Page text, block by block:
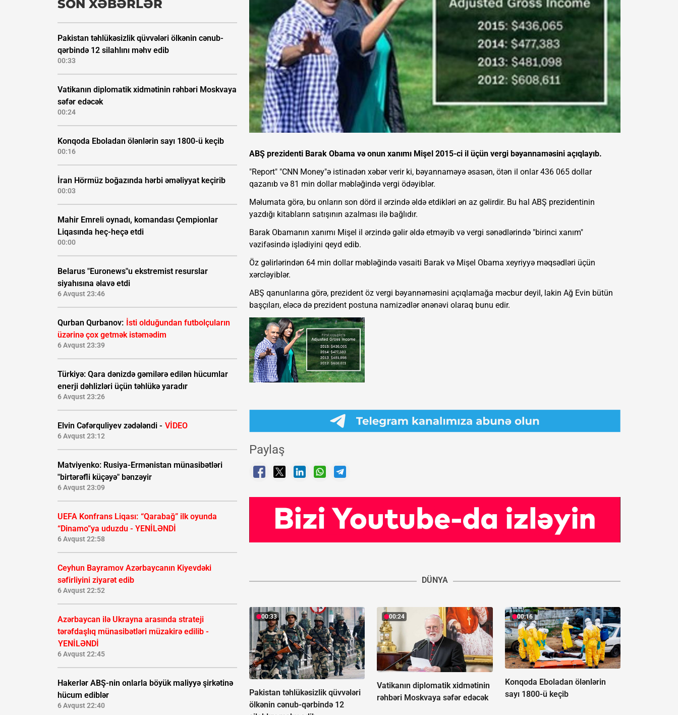
SON XƏBƏRLƏR
Pakistan təhlükəsizlik qüvvələri ölkənin cənub-
qərbində 12 silahlını məhv edib
00:33
Vatikanın diplomatik xidmətinin rəhbəri Moskvaya
səfər edəcək
00:24
Konqoda Eboladan ölənlərin sayı 1800-ü keçib
00:16
İran Hörmüz boğazında hərbi əməliyyat keçirib
00:03
Mahir Emreli oynadı, komandası Çempionlar
Liqasında heç-heçə etdi
00:00
Belarus "Euronews"u ekstremist resurslar
siyahısına əlavə etdi
6 Avqust 23:46
Qurban Qurbanov: İsti olduğundan futbolçuların
üzərinə çox getmək istəmədim
6 Avqust 23:39
Türkiyə: Qara dənizdə gəmilərə edilən hücumlar
enerji dəhlizləri üçün təhlükə yaradır
6 Avqust 23:26
Elvin Cəfərquliyev zədələndi - VİDEO
6 Avqust 23:12
Matviyenko: Rusiya-Ermənistan münasibətləri
"birtərəfli küçəyə" bənzəyir
6 Avqust 23:09
UEFA Konfrans Liqası: “Qarabağ” ilk oyunda
“Dinamo”ya uduzdu - YENİLƏNDİ
6 Avqust 22:58
Ceyhun Bayramov Azərbaycanın Kiyevdəki
səfirliyini ziyarət edib
6 Avqust 22:52
Azərbaycan ilə Ukrayna arasında strateji
tərəfdaşlıq münasibətləri müzakirə edilib -
YENİLƏNDİ
6 Avqust 22:45
Hakerlər ABŞ-nin onlarla böyük maliyyə şirkətinə
hücum ediblər
6 Avqust 22:40
ABŞ prezidenti Barak Obama və onun xanımı Mişel 2015-ci il üçün vergi bəyannaməsini açıqlayıb.
"Report" "CNN Money"ə istinadən xəbər verir ki, bəyannaməyə əsasən, ötən il onlar 436 065 dollar
qazanıb və 81 min dollar məbləğində vergi ödəyiblər.
Məlumata görə, bu onların son dörd il ərzində əldə etdikləri ən az gəlirdir. Bu hal ABŞ prezidentinin
yazdığı kitabların satışının azalması ilə bağlıdır.
Barak Obamanın xanımı Mişel il ərzində gəlir əldə etməyib və vergi sənədlərində "birinci xanım"
vəzifəsində işlədiyini qeyd edib.
Öz gəlirlərindən 64 min dollar məbləğində vəsaiti Barak və Mişel Obama xeyriyyə məqsədləri üçün
xərcləyiblər.
ABŞ qanunlarına görə, prezident öz vergi bəyannəməsini açıqlamağa məcbur deyil, lakin Ağ Evin bütün
başçıları, eləcə də prezident postuna namizədlər ənənəvi olaraq bunu edir.
Paylaş
DÜNYA
00:33
Pakistan təhlükəsizlik qüvvələri
ölkənin cənub-qərbində 12
00:24
Vatikanın diplomatik xidmətinin
rəhbəri Moskvaya səfər edəcək
00:16
Konqoda Eboladan ölənlərin
sayı 1800-ü keçib